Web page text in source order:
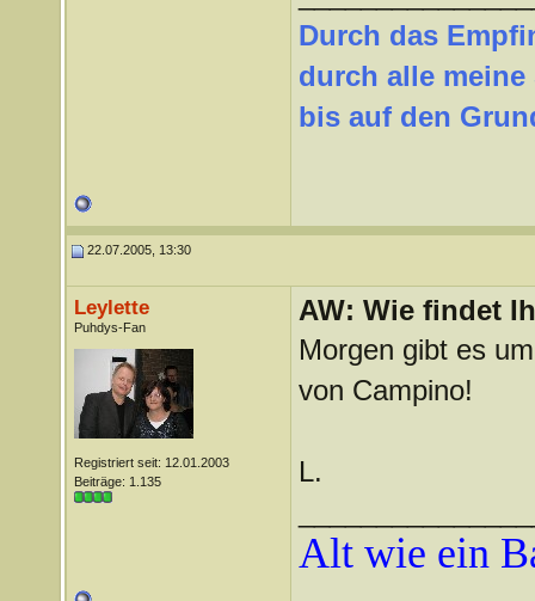
Durch das
durch alle meine
bis auf den
22.07.2005, 13:30
Leylette
Puhdys-Fan
Registriert seit: 12.01.2003
Beiträge: 1.135
AW: Wie findet
Morgen gibt es
von Campino!
L.
Alt wie ein